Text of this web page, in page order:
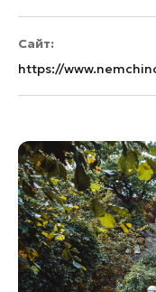
Сайт:
https://